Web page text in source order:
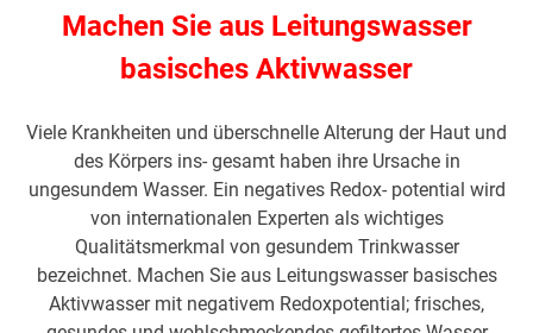
Machen Sie aus Leitungswasser
basisches Aktivwasser
Viele Krankheiten und überschnelle Alterung der Haut und
des Körpers ins- gesamt haben ihre Ursache in
ungesundem Wasser. Ein negatives Redox- potential wird
von internationalen Experten als wichtiges
Qualitätsmerkmal von gesundem Trinkwasser
bezeichnet. Machen Sie aus Leitungswasser basisches
Aktivwasser mit negativem Redoxpotential; frisches,